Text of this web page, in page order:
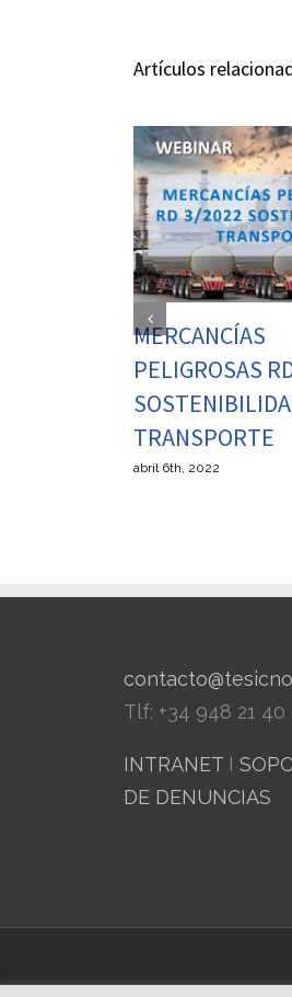
Artículos
NOVEDAD:
CURSO
OBTENCIÓN/
TÍTULO
SEGURIDAD ADR
Tlf: +34 948 21 40
INTRANET I
DE DENUNCIAS